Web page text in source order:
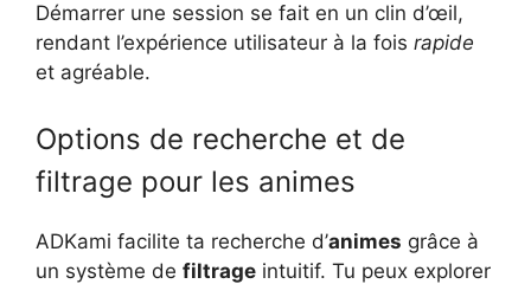
Démarrer une session se fait en un clin d’œil,
rendant l’expérience utilisateur à la fois rapide
et agréable.
Options de recherche et de
filtrage pour les animes
ADKami facilite ta recherche d’animes grâce à
un système de filtrage intuitif. Tu peux explorer